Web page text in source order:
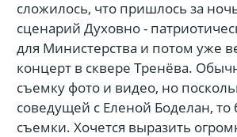
сложилось, что пришлось за
сценарий Духовно -
для Министерства и потом уже
концерт в сквере Тренёва.
съемку фото и видео, но
соведущей с Еленой Боделан,
съемки. Хочется выразить